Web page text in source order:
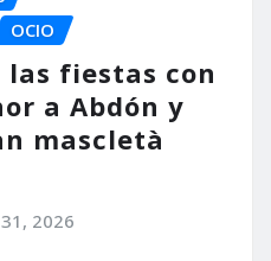
OCIO
fiestas con
a Abdón y
mascletà
31, 2026